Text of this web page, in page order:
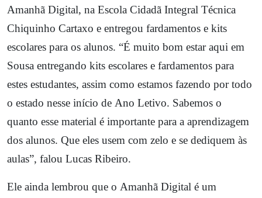
Amanhã Digital, na Escola Cidadã Integral Técnica
Chiquinho Cartaxo e entregou fardamentos e kits
escolares para os alunos. “É muito bom estar aqui em
Sousa entregando kits escolares e fardamentos para
estes estudantes, assim como estamos fazendo por todo
o estado nesse início de Ano Letivo. Sabemos o
quanto esse material é importante para a aprendizagem
dos alunos. Que eles usem com zelo e se dediquem às
aulas”, falou Lucas Ribeiro.
Ele ainda lembrou que o Amanhã Digital é um